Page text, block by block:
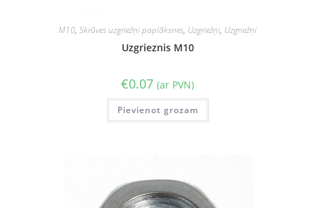
M10, Skrūves uzgriežņi paplāksnes, Uzgriežņi, Uzgriežņi
Uzgrieznis M10
€0.07 (ar PVN)
Pievienot grozam